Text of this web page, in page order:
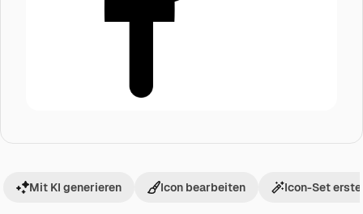
Mit KI generieren Icon bearbeiten Icon-Set